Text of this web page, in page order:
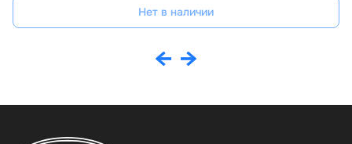
Нет в наличии